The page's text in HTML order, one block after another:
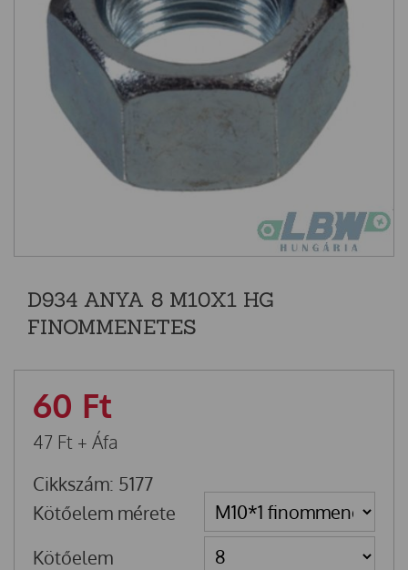
D934 ANYA 8 M10X1 HG
FINOMMENETES
60 Ft
47 Ft + Áfa
Cikkszám: 5177
Kötőelem mérete
Kötőelem